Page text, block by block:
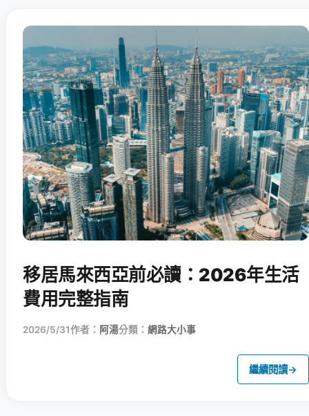
移居馬來西亞前必讀：2026年生活
費用完整指南
2026/5/31作者： 阿湯分類： 網路大小事
繼續閱讀→